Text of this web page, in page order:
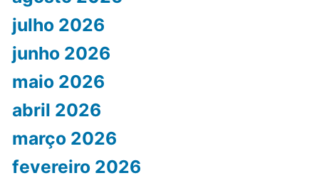
julho 2026
junho 2026
maio 2026
abril 2026
março 2026
fevereiro 2026